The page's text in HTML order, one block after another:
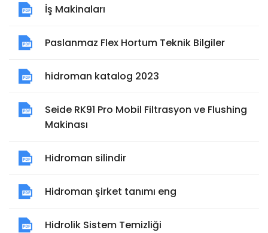
İş Makinaları
Paslanmaz Flex Hortum Teknik Bilgiler
hidroman katalog 2023
Seide RK91 Pro Mobil Filtrasyon ve Flushing
Makinası
Hidroman silindir
Hidroman şirket tanımı eng
Hidrolik Sistem Temizliği